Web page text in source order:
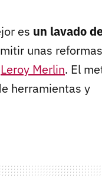
es un lavado
unas
Leroy Merlin. El
herramientas y